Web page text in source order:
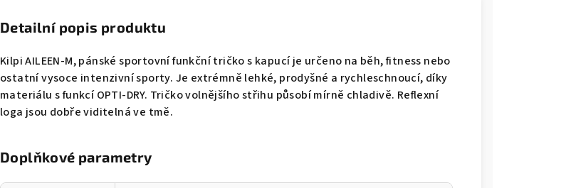
Detailní popis produktu
Kilpi AILEEN-M, pánské sportovní funkční tričko s kapucí je určeno na běh, fitness nebo
ostatní vysoce intenzivní sporty. Je extrémně lehké, prodyšné a rychleschnoucí, díky
materiálu s funkcí OPTI-DRY. Tričko volnějšího střihu působí mírně chladivě. Reflexní
loga jsou dobře viditelná ve tmě.
Doplňkové parametry